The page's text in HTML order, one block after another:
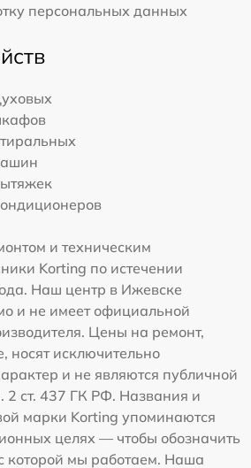
персональных данных
и техническим
Korting по истечении
Наш центр в Ижевске
и не имеет официальной
Цены на ремонт,
носят исключительно
и не являются публичной
2 ст. 437 ГК РФ. Названия и
марки Korting упоминаются
целях — чтобы обозначить
которой мы работаем. Наша